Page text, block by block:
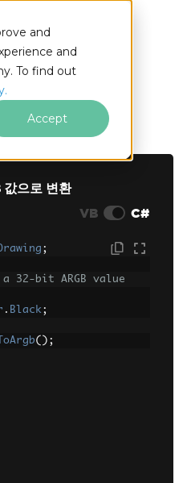
and
and
To find out
Accept
으로 변환
VB
C#
;
32-bit ARGB value
. Black;
ToArgb();